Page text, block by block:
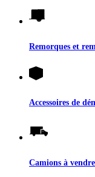
Remorques et
Accessoires de
Camions à vendre